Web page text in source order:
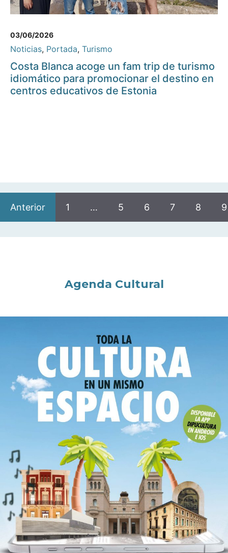
03/06/2026
Noticias, Portada, Turismo
Costa Blanca acoge un fam trip de turismo
idiomático para promocionar el destino en
centros educativos de Estonia
Anterior 1 … 5 6 7 8 9
Agenda Cultural